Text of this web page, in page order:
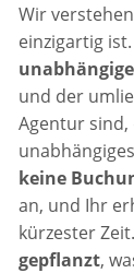
Wir
einzigartig
und der
Agentur
keine
an, und Ihr
kürzester
gepflanzt,